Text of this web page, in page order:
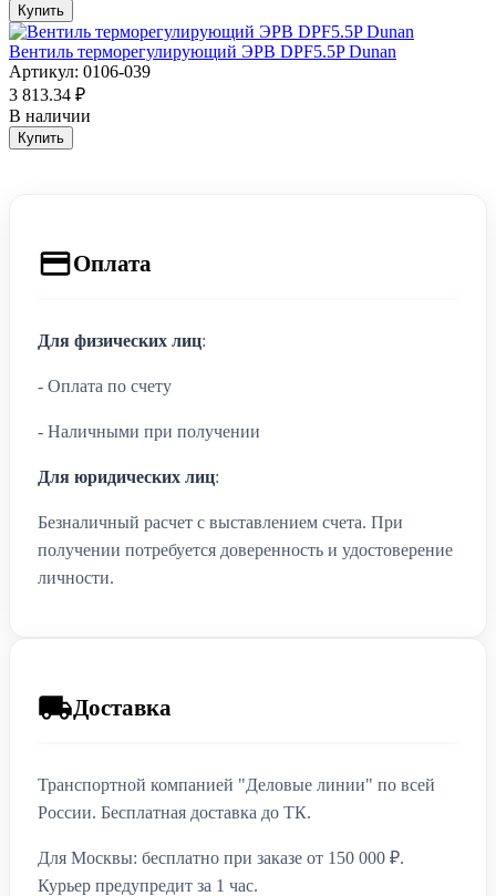
Купить
Вентиль терморегулирующий ЭРВ DPF5.5P Dunan
Артикул: 0106-039
3 813.34 ₽
В наличии
Купить
Оплата
Для физических лиц:
- Оплата по счету
- Наличными при получении
Для юридических лиц:
Безналичный расчет с выставлением счета. При
получении потребуется доверенность и удостоверение
личности.
Доставка
Транспортной компанией "Деловые линии" по всей
России. Бесплатная доставка до ТК.
Для Москвы: бесплатно при заказе от 150 000 ₽.
Курьер предупредит за 1 час.